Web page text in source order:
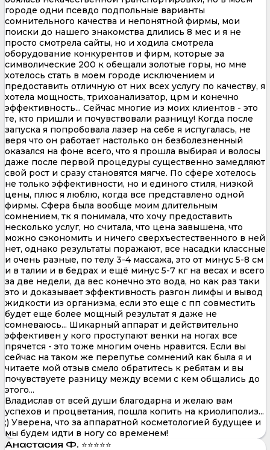
городе одни псевдо подпольные варианты
сомнительного качества и непонятной фирмы, мои
поиски до нашего знакомства длились 8 мес и я не
просто смотрела сайты, но и ходила смотрела
оборудование конкурентов и фирм, которые за
символические 200 к обещали золотые горы, но мне
хотелось стать в моем городе исключением и
предоставить отличную от них всех услугу по качеству, я
хотела мощность, трихоанализатор, црм и конечно
эффективность... Сейчас многие из моих клиентов - это
те, кто пришли и почувствовали разницу! Когда после
запуска я попробовала лазер на себе я испугалась, не
веря что он работает настолько он безболезненный
оказался на фоне всего, что я прошла выбирая и волосы
даже после первой процедуры существенно замедляют
свой рост и сразу становятся мягче. По сфере хотелось
не только эффективности, но и единого стиля, низкой
цены, плюс я люблю, когда все представлено одной
фирмы. Сфера была вообще моим длительным
сомнением, тк я понимала, что хочу предоставить
несколько услуг, но считала, что цена завышена, что
можно сэкономить и ничего сверхъестественного в ней
нет, однако результаты поражают, все насадки классные
и очень разные, по телу 3-4 массажа, это от минус 5-8 см
и в талии и в бедрах и ещё минус 5-7 кг на весах и всего
за две недели, да вес конечно это вода, но как раз таки
это и доказывает эффективность разгон лимфы и вывод
жидкости из организма, если это еще с пп совместить
будет еще более мощный результат я даже не
сомневаюсь... Шикарный аппарат и действительно
эффективен у кого проступают венки на ногах все
прячется - это тоже многим очень нравится. Если вы
сейчас на таком же перепутье сомнений как была я и
читаете мой отзыв смело обратитесь к ребятам и вы
почувствуете разницу между всеми с кем общались до
этого...
Владислав от всей души благодарна и желаю вам
успехов и процветания, пошла копить на криолиполиз...
;) Уверена, что за аппаратной косметологией будущее и
мы будем идти в ногу со временем!
Анастасия Ф. ⭐⭐⭐⭐⭐